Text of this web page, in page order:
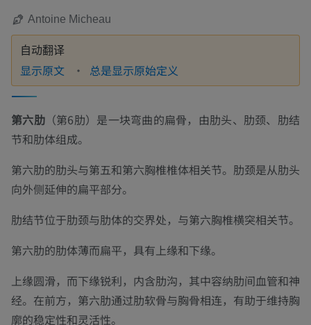
Antoine Micheau
自动翻译
显示原文 总是显示原始定义
第六肋（第6肋）是一块弯曲的扁骨，由肋头、肋颈、肋结
节和肋体组成。
第六肋的肋头与第五和第六胸椎椎体相关节。肋颈是从肋头
向外侧延伸的扁平部分。
肋结节位于肋颈与肋体的交界处，与第六胸椎横突相关节。
第六肋的肋体薄而扁平，具有上缘和下缘。
上缘圆滑，而下缘锐利，内含肋沟，其中容纳肋间血管和神
经。在前方，第六肋通过肋软骨与胸骨相连，有助于维持胸
廓的稳定性和灵活性。